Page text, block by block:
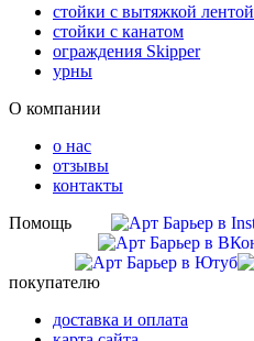
стойки с вытяжкой лентой
стойки с канатом
ограждения Skipper
урны
О компании
о нас
отзывы
контакты
Помощь
покупателю
доставка и оплата